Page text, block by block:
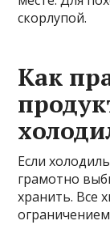
скорлупой.
Как
Если
грамотно
хранить. Все